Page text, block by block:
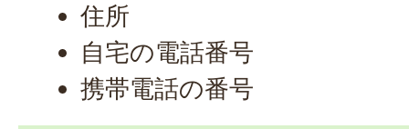
住所
自宅の電話番号
携帯電話の番号